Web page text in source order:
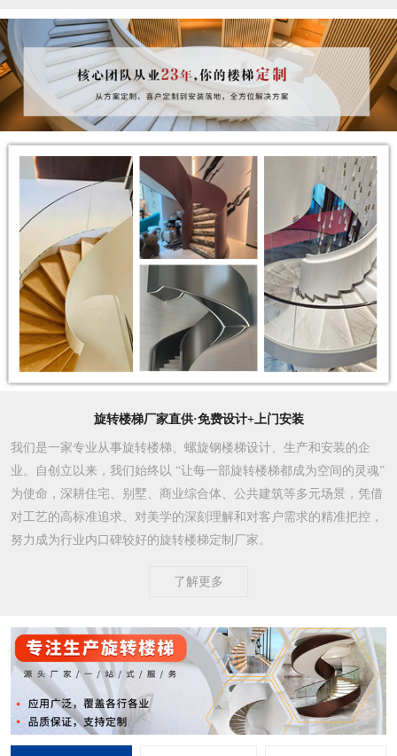
旋转楼梯厂家直供·免费设计+上门安装
我们是一家专业从事旋转楼梯、螺旋钢楼梯设计、生产和安装的企
业。自创立以来，我们始终以 “让每一部旋转楼梯都成为空间的灵魂”
为使命，深耕住宅、别墅、商业综合体、公共建筑等多元场景，凭借
对工艺的高标准追求、对美学的深刻理解和对客户需求的精准把控，
努力成为行业内口碑较好的旋转楼梯定制厂家。​
了解更多